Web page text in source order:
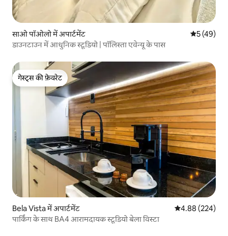
साओ पॉओलो में अपार्टमेंट औसत रेटिंग
5 (49)
डाउनटाउन में आधुनिक स्टूडियो | पॉलिस्ता एवेन्यू के पास
गेस्ट्स की फ़ेवरेट
गेस्ट्स की फ़ेवरेट
Bela Vista में अपार्टमेंट औसत रेटिंग 5 में से
4.88 (224)
पार्किंग के साथ BA4 आरामदायक स्टूडियो बेला विस्टा